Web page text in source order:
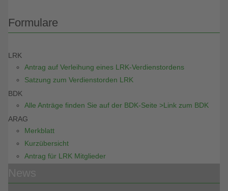
Formulare
LRK
Antrag auf Verleihung eines LRK-Verdienstordens
Satzung zum Verdienstorden LRK
BDK
Alle Anträge finden Sie auf der BDK-Seite >Link zum BDK
ARAG
Merkblatt
Kurzübersicht
Antrag für LRK Mitglieder